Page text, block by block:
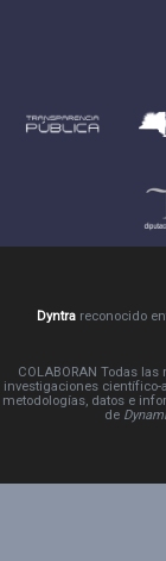
Dyntrareconocido
COLABORAN Todas
investigaciones
metodologías, datos e
de